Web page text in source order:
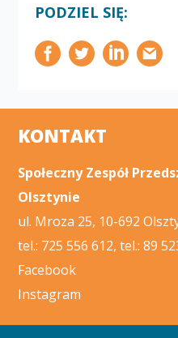
PODZIEL SIĘ:
KONTAKT
Społeczny Zespół
Olsztynie
ul. Mroza 25, 10-692
tel.: 725 556 612, tel.: 89
Facebook
Instagram